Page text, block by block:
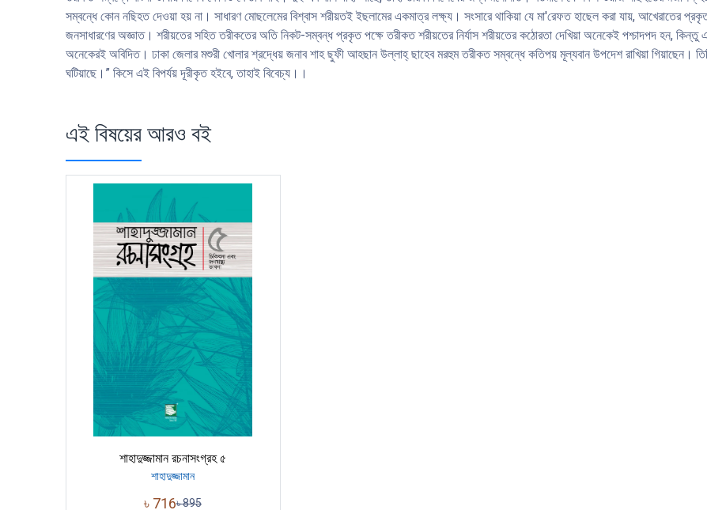
সম্বন্ধে কোন নছিহত দেওয়া হয় না। সাধারণ মােছলেমের বিশ্বাস শরীয়তই ইছলামের একমাত্র লক্ষ্য। সংসারে থাকিয়া যে মা'রেফত হাছেল করা যায়, আখেরাতের
জনসাধারণের অজ্ঞাত। শরীয়তের সহিত তরীকতের অতি নিকট-সম্বন্ধ প্রকৃত পক্ষে তরীকত শরীয়তের নিৰ্যাস শরীয়তের কঠোরতা দেখিয়া অনেকেই পশ্চাদপদ হন,
অনেকেরই অবিদিত। ঢাকা জেলার মশুরী খােলার শ্রদ্ধেয় জনাব শাহ ছুফী আহছান উল্লাহ্ ছাহেব মরহুম তরীকত সম্বন্ধে কতিপয় মূল্যবান উপদেশ রাখিয়া গিয়াছেন।
ঘটিয়াছে।” কিসে এই বিপৰ্যয় দূরীকৃত হইবে, তাহাই বিবেচ্য।।
এই বিষয়ের আরও বই
শাহাদুজ্জামান রচনাসংগ্রহ ৫
শাহাদুজ্জামান
৳ 716৳895